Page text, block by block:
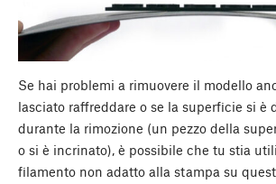
Se hai problemi a rimuovere il modello
lasciato raffreddare o se la superficie si è
durante la rimozione (un pezzo della
o si è incrinato), è possibile che tu stia
filamento non adatto alla stampa su